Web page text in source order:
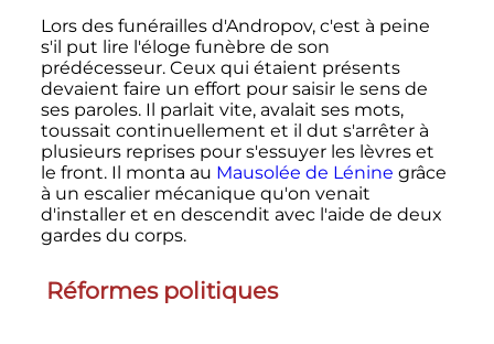
Lors des funérailles d'Andropov, c'est à peine
s'il put lire l'éloge funèbre de son
prédécesseur. Ceux qui étaient présents
devaient faire un effort pour saisir le sens de
ses paroles. Il parlait vite, avalait ses mots,
toussait continuellement et il dut s'arrêter à
plusieurs reprises pour s'essuyer les lèvres et
le front. Il monta au Mausolée de Lénine grâce
à un escalier mécanique qu'on venait
d'installer et en descendit avec l'aide de deux
gardes du corps.
Réformes politiques